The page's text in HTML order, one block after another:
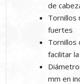
de
Tornillos
fuertes
Tornillos
facilitar
mm en